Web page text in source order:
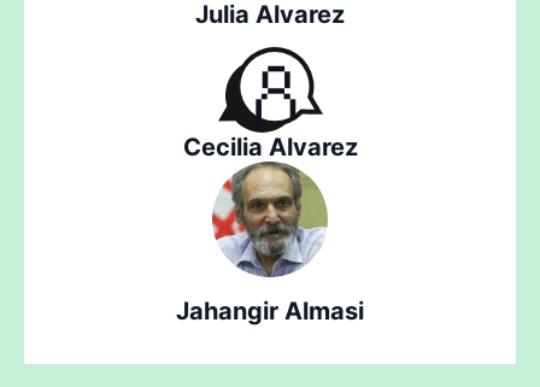
Julia Alvarez
Cecilia Alvarez
Jahangir Almasi